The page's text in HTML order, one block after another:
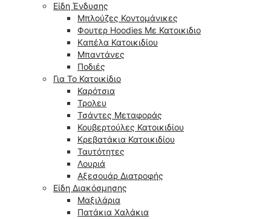
Είδη Ένδυσης
Μπλούζες Κοντομάνικες
Φουτερ Hoodies Με Κατοικιδιο
Kαπέλα Κατοικιδίου
Μπαντάνες
Ποδιές
Για Το Κατοικίδιο
Καρότσια
Τρολευ
Τσάντες Μεταφοράς
Κουβερτούλες Κατοικιδίου
Κρεβατάκια Κατοικιδίου
Ταυτότητες
Λουριά
Αξεσουάρ Διατροφής
Είδη Διακόσμησης
Μαξιλάρια
Πατάκια Χαλάκια